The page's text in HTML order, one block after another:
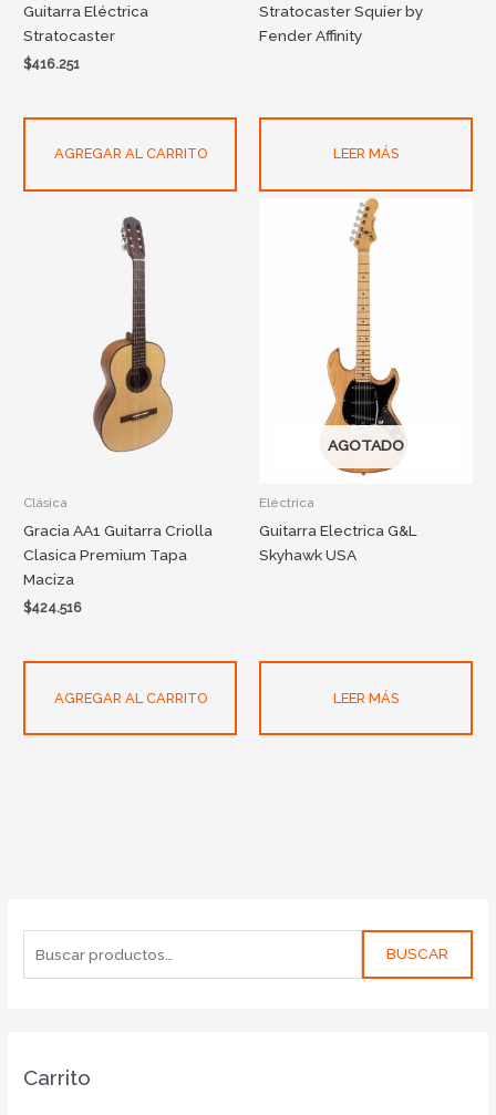
BUSCAR
Carrito
Guitarra Eléctrica
Stratocaster
$416.251
AGREGAR AL CARRITO
Stratocaster Squier by
Fender Affinity
LEER MÁS
Clásica
Gracia AA1 Guitarra Criolla
Clasica Premium Tapa
Maciza
$424.516
AGREGAR AL CARRITO
AGOTADO
Eléctrica
Guitarra Electrica G&L
Skyhawk USA
LEER MÁS